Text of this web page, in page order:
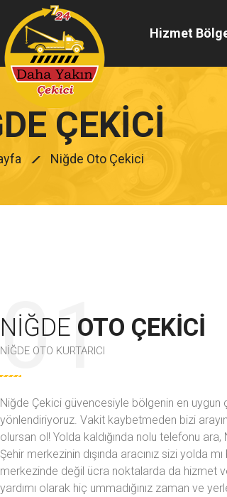
Hizmet
ÇEKICI
Niğde Oto Çekici
NIĞDE OTO ÇEKICI
NIĞDE OTO KURTARICI
Niğde Çekici güvencesiyle bölgenin en uygun
yönlendiriyoruz. Vakit kaybetmeden bizi
olursan ol! Yolda kaldığında nolu telefonu ara,
Şehir merkezinin dışında aracınız sizi yolda
merkezinde değil ücra noktalarda da hizmet
yardımı olarak hiç ummadığınız zaman ve